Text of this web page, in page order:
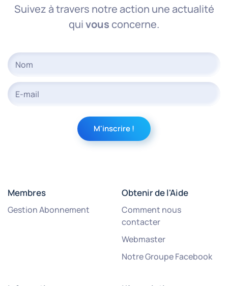
Suivez à travers notre action une actualité
quivousconcerne.
Membres
Gestion Abonnement
Obtenir de l'Aide
Comment nous
contacter
Webmaster
Notre Groupe Facebook